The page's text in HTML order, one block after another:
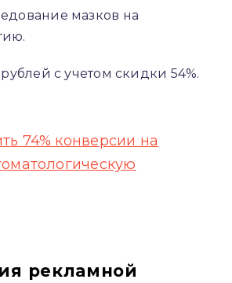
мазков на
с учетом скидки 54%.
74% конверсии на
рекламной